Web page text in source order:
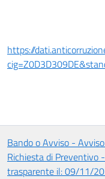
https://
Bando o Avviso -
Richiesta di Preventivo
trasparente il: 09/11/